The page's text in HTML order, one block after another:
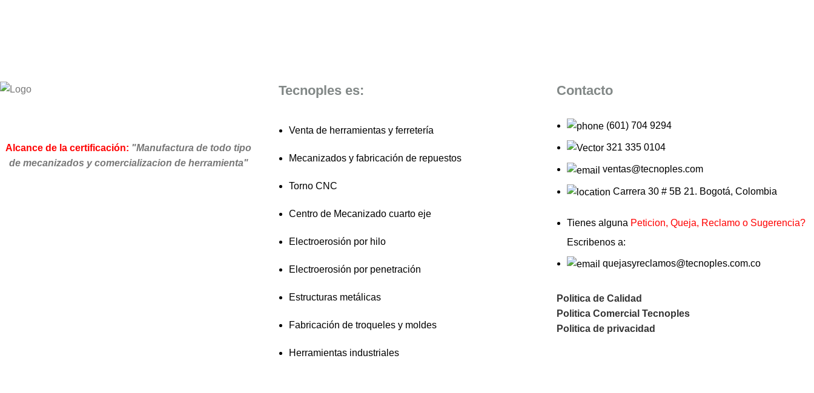
Alcance de la certificación: "Manufactura de todo tipo
de mecanizados y comercializacion de herramienta"
Tecnoples es:
Venta de herramientas y ferretería
Mecanizados y fabricación de repuestos
Torno CNC
Centro de Mecanizado cuarto eje
Electroerosión por hilo
Electroerosión por penetración
Estructuras metálicas
Fabricación de troqueles y moldes
Herramientas industriales
Contacto
(601) 704 9294
321 335 0104
ventas@tecnoples.com
Carrera 30 # 5B 21. Bogotá, Colombia
Tienes alguna Peticion, Queja, Reclamo o Sugerencia?
Escribenos a:
quejasyreclamos@tecnoples.com.co
Politica de Calidad
Politica Comercial Tecnoples
Politica de privacidad